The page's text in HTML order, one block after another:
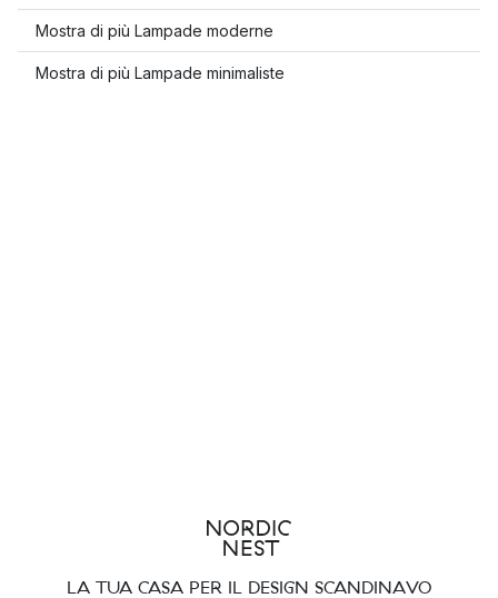
Mostra di più Lampade moderne
Mostra di più Lampade minimaliste
LA TUA CASA PER IL DESIGN SCANDINAVO